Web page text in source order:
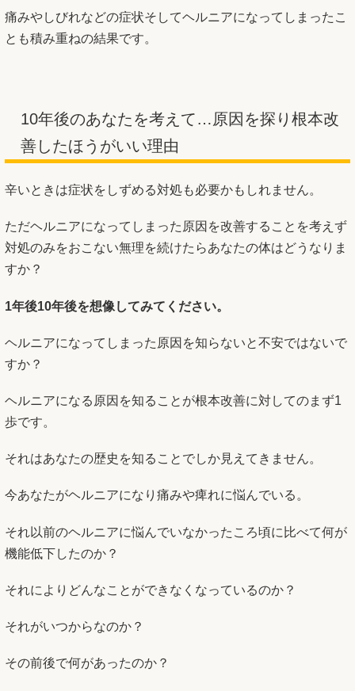
痛みやしびれなどの症状そしてヘルニアになってしまったこ
とも積み重ねの結果です。
10年後のあなたを考えて…原因を探り根本改
善したほうがいい理由
辛いときは症状をしずめる対処も必要かもしれません。
ただヘルニアになってしまった原因を改善することを考えず
対処のみをおこない無理を続けたらあなたの体はどうなりま
すか？
1年後10年後を想像してみてください。
ヘルニアになってしまった原因を知らないと不安ではないで
すか？
ヘルニアになる原因を知ることが根本改善に対してのまず1
歩です。
それはあなたの歴史を知ることでしか見えてきません。
今あなたがヘルニアになり痛みや痺れに悩んでいる。
それ以前のヘルニアに悩んでいなかったころ頃に比べて何が
機能低下したのか？
それによりどんなことができなくなっているのか？
それがいつからなのか？
その前後で何があったのか？